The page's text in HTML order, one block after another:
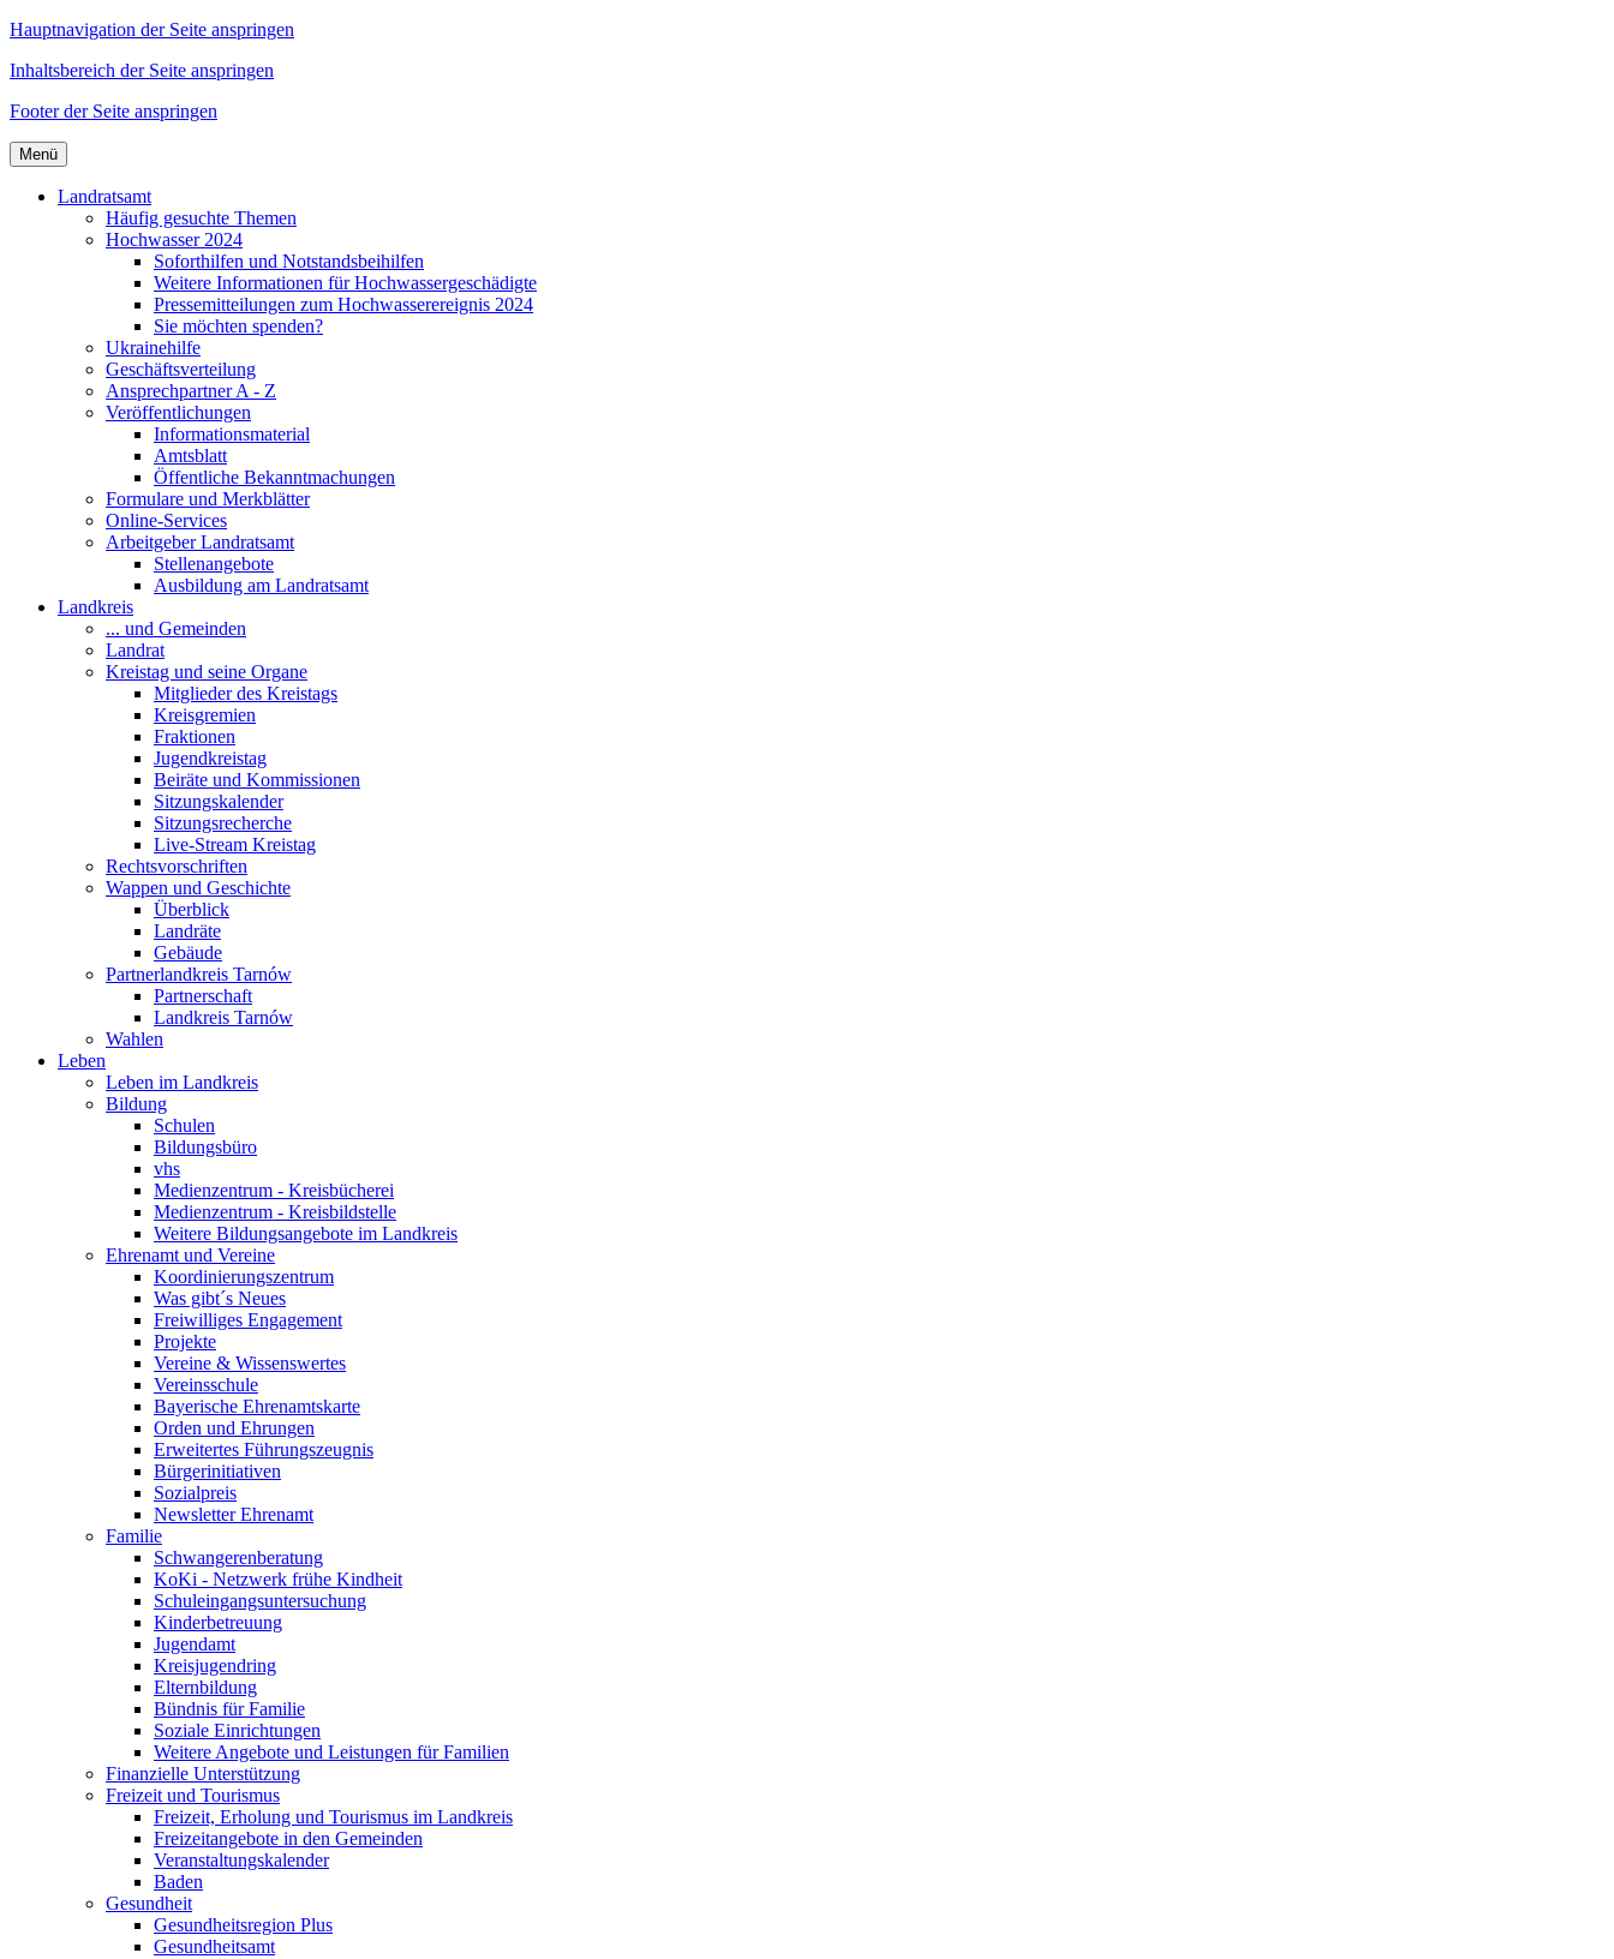
Hauptnavigation der Seite anspringen
Inhaltsbereich der Seite anspringen
Footer der Seite anspringen
Menü
Landratsamt
Häufig gesuchte Themen
Hochwasser 2024
Soforthilfen und Notstandsbeihilfen
Weitere Informationen für Hochwassergeschädigte
Pressemitteilungen zum Hochwasserereignis 2024
Sie möchten spenden?
Ukrainehilfe
Geschäftsverteilung
Ansprechpartner A - Z
Veröffentlichungen
Informationsmaterial
Amtsblatt
Öffentliche Bekanntmachungen
Formulare und Merkblätter
Online-Services
Arbeitgeber Landratsamt
Stellenangebote
Ausbildung am Landratsamt
Landkreis
... und Gemeinden
Landrat
Kreistag und seine Organe
Mitglieder des Kreistags
Kreisgremien
Fraktionen
Jugendkreistag
Beiräte und Kommissionen
Sitzungskalender
Sitzungsrecherche
Live-Stream Kreistag
Rechtsvorschriften
Wappen und Geschichte
Überblick
Landräte
Gebäude
Partnerlandkreis Tarnów
Partnerschaft
Landkreis Tarnów
Wahlen
Leben
Leben im Landkreis
Bildung
Schulen
Bildungsbüro
vhs
Medienzentrum - Kreisbücherei
Medienzentrum - Kreisbildstelle
Weitere Bildungsangebote im Landkreis
Ehrenamt und Vereine
Koordinierungszentrum
Was gibt´s Neues
Freiwilliges Engagement
Projekte
Vereine & Wissenswertes
Vereinsschule
Bayerische Ehrenamtskarte
Orden und Ehrungen
Erweitertes Führungszeugnis
Bürgerinitiativen
Sozialpreis
Newsletter Ehrenamt
Familie
Schwangerenberatung
KoKi - Netzwerk frühe Kindheit
Schuleingangsuntersuchung
Kinderbetreuung
Jugendamt
Kreisjugendring
Elternbildung
Bündnis für Familie
Soziale Einrichtungen
Weitere Angebote und Leistungen für Familien
Finanzielle Unterstützung
Freizeit und Tourismus
Freizeit, Erholung und Tourismus im Landkreis
Freizeitangebote in den Gemeinden
Veranstaltungskalender
Baden
Gesundheit
Gesundheitsregion Plus
Gesundheitsamt